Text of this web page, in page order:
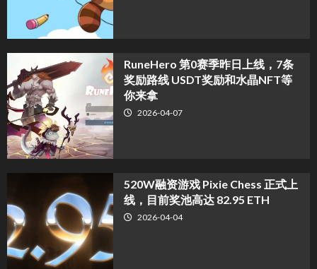
RuneHero 第0赛季昨日上线，7条
奖励路线 USDT奖励和水晶NFT等
你来拿
2026-04-07
520W融资游戏 Pixie Chess 正式上
线，目前奖池高达 82.95 ETH
2026-04-04